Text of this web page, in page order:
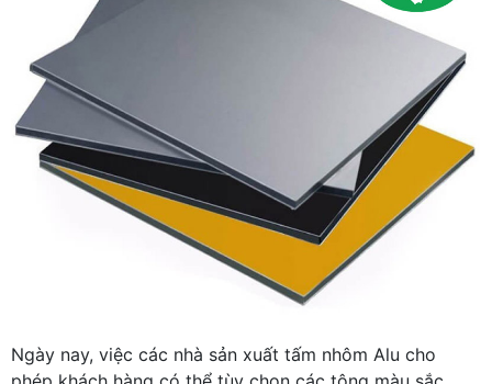
Ngày nay, việc các nhà sản xuất tấm nhôm Alu cho